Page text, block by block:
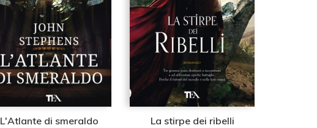
L'Atlante di smeraldo La stirpe dei ribelli